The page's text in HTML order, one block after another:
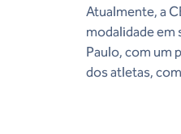
Atualmente, a
modalidade em
Paulo, com um
dos atletas,